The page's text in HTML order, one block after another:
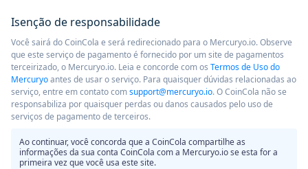
Isenção de responsabilidade
Você sairá do CoinCola e será redirecionado para o Mercuryo.io. Observe
que este serviço de pagamento é fornecido por um site de pagamentos
terceirizado, o Mercuryo.io. Leia e concorde com os Termos de Uso do
Mercuryoantes de usar o serviço. Para quaisquer dúvidas relacionadas ao
serviço, entre em contato comsupport@mercuryo.io. O CoinCola não se
responsabiliza por quaisquer perdas ou danos causados ​​pelo uso de
serviços de pagamento de terceiros.
Ao continuar, você concorda que a CoinCola compartilhe as
informações da sua conta CoinCola com a Mercuryo.io se esta for a
primeira vez que você usa este site.